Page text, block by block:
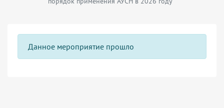
Данное мероприятие прошло